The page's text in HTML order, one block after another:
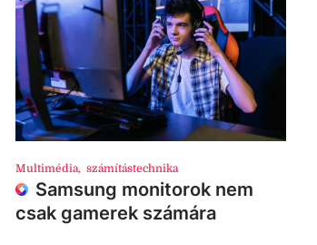
Multimédia, számítástechnika
Samsung monitorok nem
csak gamerek számára